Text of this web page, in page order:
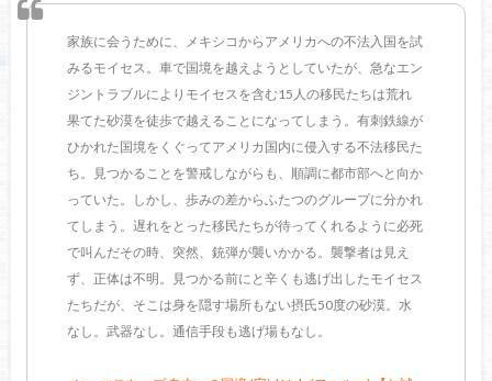
家族に会うために、メキシコからアメリカへの不法入国を試
みるモイセス。車で国境を越えようとしていたが、急なエン
ジントラブルによりモイセスを含む15人の移民たちは荒れ
果てた砂漠を徒歩で越えることになってしまう。有刺鉄線が
ひかれた国境をくぐってアメリカ国内に侵入する不法移民た
ち。見つかることを警戒しながらも、順調に都市部へと向か
っていた。しかし、歩みの差からふたつのグループに分かれ
てしまう。遅れをとった移民たちが待ってくれるように必死
で叫んだその時、突然、銃弾が襲いかかる。襲撃者は見え
ず、正体は不明。見つかる前にと辛くも逃げ出したモイセス
たちだが、そこは身を隠す場所もない摂氏50度の砂漠。水
なし。武器なし。通信手段も逃げ場もなし。